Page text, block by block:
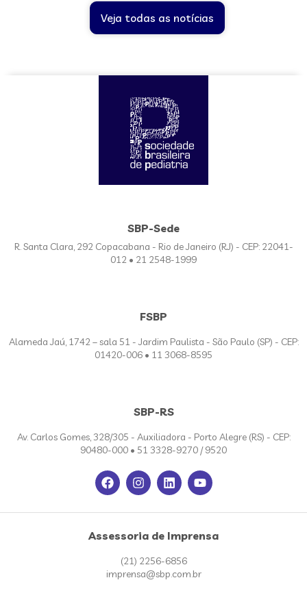
Veja todas as notícias
SBP-Sede
R. Santa Clara, 292 Copacabana - Rio de Janeiro (RJ) - CEP: 22041-
012 • 21 2548-1999
FSBP
Alameda Jaú, 1742 – sala 51 - Jardim Paulista - São Paulo (SP) - CEP:
01420-006 • 11 3068-8595
SBP-RS
Av. Carlos Gomes, 328/305 - Auxiliadora - Porto Alegre (RS) - CEP:
90480-000 • 51 3328-9270 / 9520
Assessoria de Imprensa
(21) 2256-6856
imprensa@sbp.com.br